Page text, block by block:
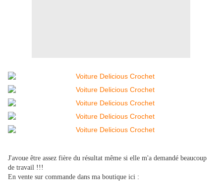
J'avoue être assez fière du résultat même si elle m'a demandé beaucoup
de travail !!!
En vente sur commande dans ma boutique ici :